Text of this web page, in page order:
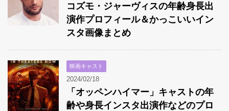
コズモ・ジャーヴィスの年齢身長出
演作プロフィール＆かっこいいイン
スタ画像まとめ
映画キャスト
2024/02/18
「オッペンハイマー」キャストの年
齢や身長インスタ出演作などのプロ